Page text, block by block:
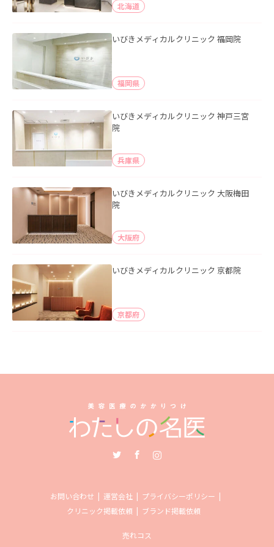
北海道
いびきメディカルクリニック 福岡院
福岡県
いびきメディカルクリニック 神戸三宮
院
兵庫県
いびきメディカルクリニック 大阪梅田
院
大阪府
いびきメディカルクリニック 京都院
京都府
お問い合わせ 運営会社
プライバシーポリシー
クリニック掲載依頼
ブランド掲載依頼
売れコス